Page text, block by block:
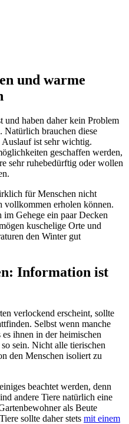
und warme
und haben daher kein Problem
Natürlich brauchen diese
Auslauf ist sehr wichtig.
geschaffen werden,
sehr ruhebedürftig oder wollen
für Menschen nicht
vollkommen erholen können.
Gehege ein paar Decken
kuschelige Orte und
den Winter gut
Information ist
verlockend erscheint, sollte
Selbst wenn manche
ihnen in der heimischen
sein. Nicht alle tierischen
den Menschen isoliert zu
beachtet werden, denn
andere Tiere natürlich eine
als Beute
sollte daher stets mit einem